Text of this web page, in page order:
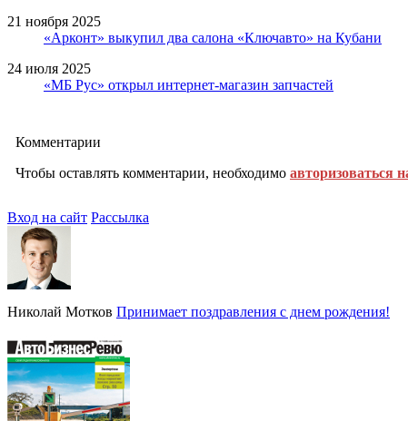
21 ноября 2025
«Арконт» выкупил два салона «Ключавто» на Кубани
24 июля 2025
«МБ Рус» открыл интернет-магазин запчастей
Комментарии
Чтобы оставлять комментарии, необходимо авторизоваться
Вход на сайт Рассылка
Николай Мотков Принимает поздравления с днем рождения!